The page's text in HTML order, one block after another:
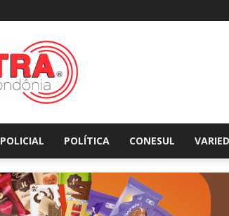
Extraderondonia.com.br
POLICIAL POLÍTICA CONESUL